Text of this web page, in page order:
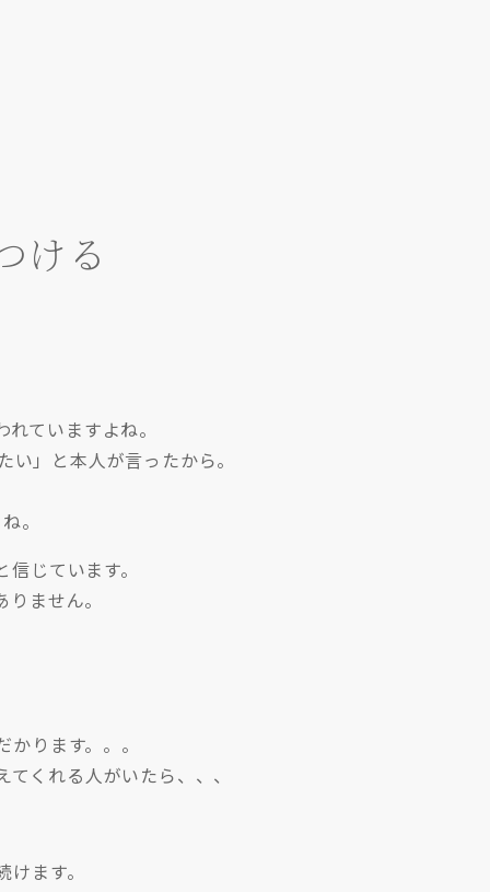
ける
ていますよね。
」と本人が言ったから。
。
じています。
ません。
ります。。。
くれる人がいたら、、、
ます。